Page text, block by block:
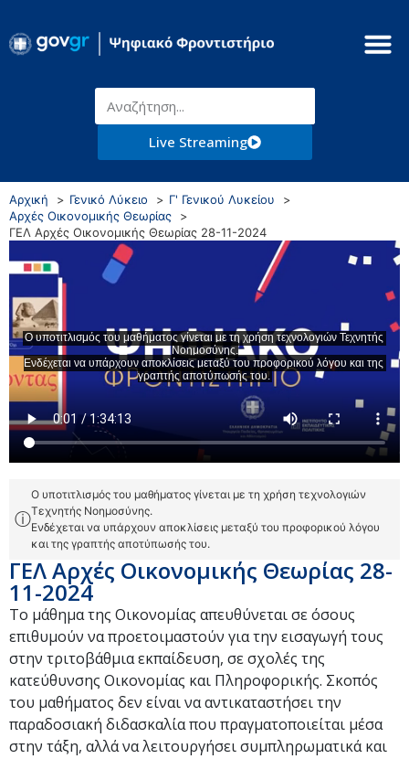
Live Streaming
Αρχική Γενικό Λύκειο
Γ' Γενικού Λυκείου
Αρχές Οικονομικής Θεωρίας
ΓΕΛ Αρχές Οικονομικής Θεωρίας 28-11-2024
ⓘ
Ο υποτιτλισμός του μαθήματος γίνεται με τη χρήση τεχνολογιών
Τεχνητής Νοημοσύνης.
Ενδέχεται να υπάρχουν αποκλίσεις μεταξύ του προφορικού λόγου
και της γραπτής αποτύπωσής του.
ΓΕΛ Αρχές Οικονομικής Θεωρίας 28-
11-2024
Το μάθημα της Οικονομίας απευθύνεται σε όσους
επιθυμούν να προετοιμαστούν για την εισαγωγή τους
στην τριτοβάθμια εκπαίδευση, σε σχολές της
κατεύθυνσης Οικονομίας και Πληροφορικής. Σκοπός
του μαθήματος δεν είναι να αντικαταστήσει την
παραδοσιακή διδασκαλία που πραγματοποιείται μέσα
στην τάξη, αλλά να λειτουργήσει συμπληρωματικά και